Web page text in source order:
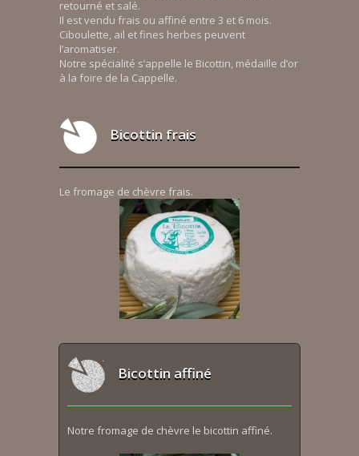
retourné et salé.
Il est vendu frais ou affiné entre 3 et 6 mois.
Ciboulette, ail et fines herbes peuvent
l’aromatiser.
Notre spécialité s’appelle le Bicottin, médaille d’or
à la foire de la Cappelle.
Bicottin frais
Le fromage de chèvre frais.
Bicottin affiné
Notre fromage de chèvre le bicottin affiné.